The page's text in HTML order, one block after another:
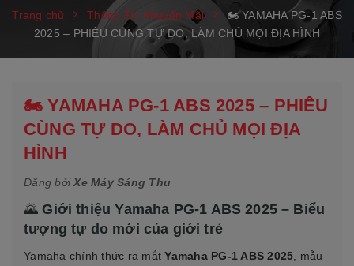
Trang chủ Thông Tin Khuyến Mãi
🏍 YAMAHA PG-1 ABS
2025 – PHIÊU CÙNG TỰ DO, LÀM CHỦ MỌI ĐỊA HÌNH
🏍 YAMAHA PG-1 ABS 2025 – PHIÊU
CÙNG TỰ DO, LÀM CHỦ MỌI ĐỊA
HÌNH
Đăng bởiXe Máy Sáng Thu
🌄Giới thiệu Yamaha PG-1 ABS 2025 – Biểu
tượng tự do mới của giới trẻ
Yamaha chính thức ra mắtYamaha PG-1 ABS 2025 , mẫu